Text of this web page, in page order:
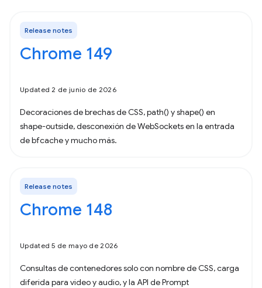
Release notes
Chrome 149
Updated 2 de junio de 2026
Decoraciones de brechas de CSS, path() y shape() en
shape-outside, desconexión de WebSockets en la entrada
de bfcache y mucho más.
Release notes
Chrome 148
Updated 5 de mayo de 2026
Consultas de contenedores solo con nombre de CSS, carga
diferida para video y audio, y la API de Prompt